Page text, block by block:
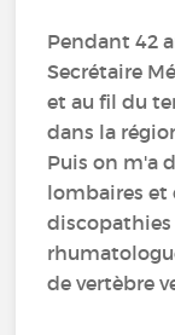
Pendant 42
Secrétaire
et au fil du
dans la
Puis on m'a
lombaires et
discopathies
de vertèbre